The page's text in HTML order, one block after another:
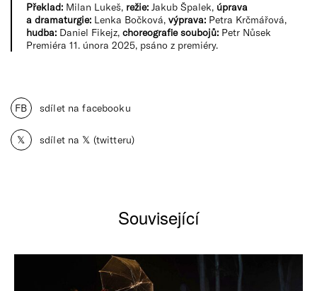
Překlad: Milan Lukeš, režie: Jakub Špalek, úprava
a dramaturgie: Lenka Bočková, výprava: Petra Krčmářová,
hudba: Daniel Fikejz, choreografie soubojů: Petr Nůsek
Premiéra 11. února 2025, psáno z premiéry.
FB sdílet na facebooku
𝕏 sdílet na 𝕏 (twitteru)
Související